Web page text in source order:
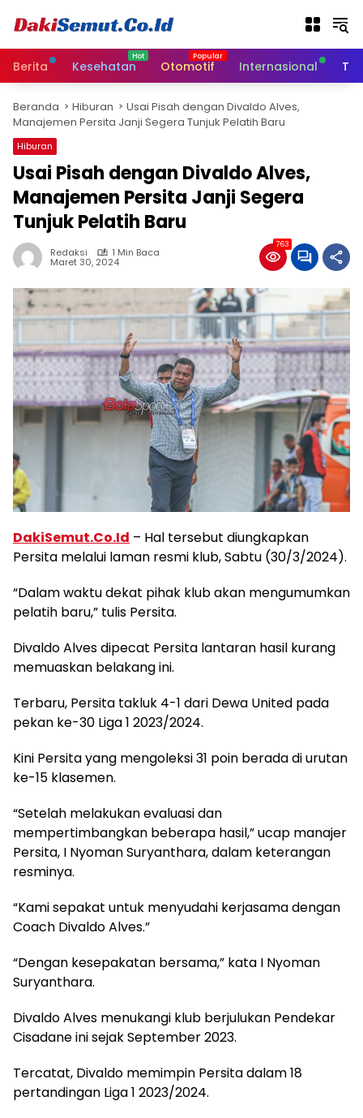
Berita Kesehatan Otomotif Internasional
Beranda Hiburan
Usai Pisah dengan Divaldo Alves,
Manajemen Persita Janji Segera Tunjuk Pelatih Baru
Hiburan
Usai Pisah dengan Divaldo Alves,
Manajemen Persita Janji Segera
Tunjuk Pelatih Baru
Redaksi 1 Min Baca
Maret 30, 2024
763
DakiSemut.Co.Id – Hal tersebut diungkapkan
Persita melalui laman resmi klub, Sabtu (30/3/2024).
“Dalam waktu dekat pihak klub akan mengumumkan
pelatih baru,” tulis Persita.
Divaldo Alves dipecat Persita lantaran hasil kurang
memuaskan belakang ini.
Terbaru, Persita takluk 4-1 dari Dewa United pada
pekan ke-30 Liga 1 2023/2024.
Kini Persita yang mengoleksi 31 poin berada di urutan
ke-15 klasemen.
“Setelah melakukan evaluasi dan
mempertimbangkan beberapa hasil,” ucap manajer
Persita, I Nyoman Suryanthara, dalam keterangan
resminya.
“Kami sepakat untuk menyudahi kerjasama dengan
Coach Divaldo Alves.”
“Dengan kesepakatan bersama,” kata I Nyoman
Suryanthara.
Divaldo Alves menukangi klub berjulukan Pendekar
Cisadane ini sejak September 2023.
Tercatat, Divaldo memimpin Persita dalam 18
pertandingan Liga 1 2023/2024.